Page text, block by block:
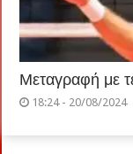
Μεταγραφή με
18:24 - 20/08/2024